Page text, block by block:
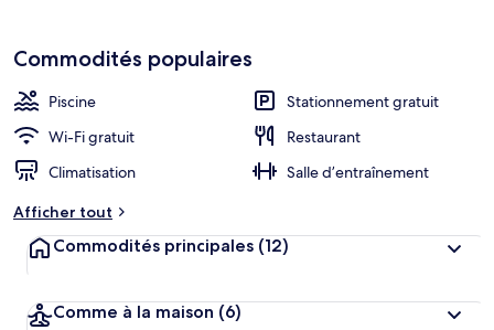
Commodités populaires
Piscine
Stationnement gratuit
Wi-Fi gratuit
Restaurant
Climatisation
Salle d’entraînement
Afficher tout
Commodités principales (12)
Comme à la maison (6)